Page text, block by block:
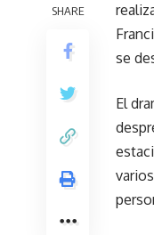
SHARE
se
El